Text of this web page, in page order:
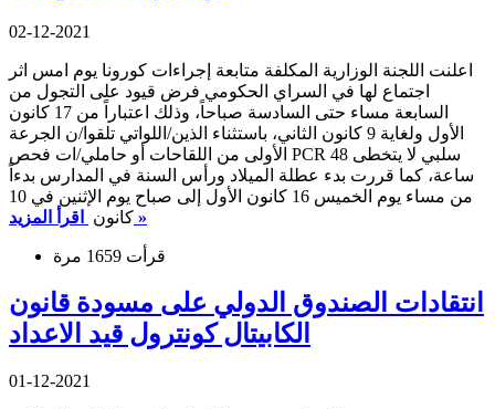
02-12-2021
اعلنت اللجنة الوزارية المكلفة متابعة إجراءات كورونا يوم امس اثر
اجتماع لها في السراي الحكومي فرض قيود على التجول من
السابعة مساء حتى السادسة صباحاً، وذلك اعتباراً من 17 كانون
الأول ولغاية 9 كانون الثاني، باستثناء الذين/اللواتي تلقوا/ن الجرعة
الأولى من اللقاحات أو حاملي/ات فحص PCR سلبي لا يتخطى 48
ساعة، كما قررت بدء عطلة الميلاد ورأس السنة في المدارس بدءاً
من مساء يوم الخميس 16 كانون الأول إلى صباح يوم الإثنين في 10
كانون اقرأ المزيد »
قرأت 1659 مرة
انتقادات الصندوق الدولي على مسودة قانون
الكابيتال كونترول قيد الاعداد
01-12-2021